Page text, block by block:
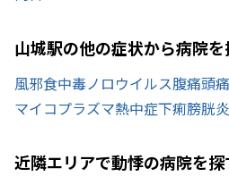
山城駅の他の症状から病院を
風邪食中毒ノロウイルス腹痛頭痛
マイコプラズマ熱中症下痢膀胱炎
近隣エリアで動悸の病院を探